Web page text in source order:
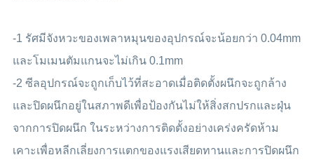
-1 รัศมีจังหวะของเพลาหมุนของอุปกรณ์จะน้อยกว่า 0.04mm
และโมเมนตัมแกนจะไม่เกิน 0.1mm
-2 ซีลอุปกรณ์จะถูกเก็บไว้ที่สะอาดเมื่อติดตั้งผนึกจะถูกล้าง
และปิดผนึกอยู่ในสภาพดีเพื่อป้องกันไม่ให้สิ่งสกปรกและฝุ่น
จากการปิดผนึก ในระหว่างการติดตั้งอย่างเคร่งครัดห้าม
เคาะเพื่อหลีกเลี่ยงการแตกของแรงเสียดทานและการปิดผนึก